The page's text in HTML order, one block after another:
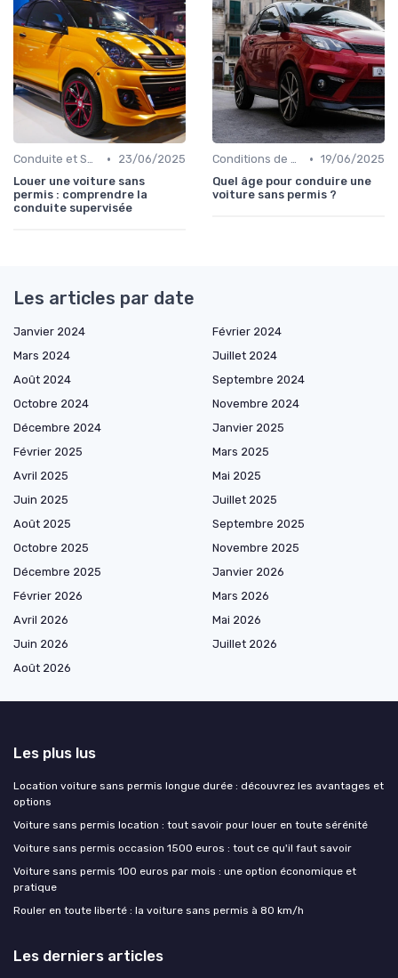
Conduite et Sécurité •
23/06/2025
Louer une voiture sans
permis : comprendre la
conduite supervisée
Conditions de Location • 19/06/2025
Quel âge pour conduire une
voiture sans permis ?
Les articles par date
Janvier 2024
Février 2024
Mars 2024
Juillet 2024
Août 2024
Septembre 2024
Octobre 2024
Novembre 2024
Décembre 2024
Janvier 2025
Février 2025
Mars 2025
Avril 2025
Mai 2025
Juin 2025
Juillet 2025
Août 2025
Septembre 2025
Octobre 2025
Novembre 2025
Décembre 2025
Janvier 2026
Février 2026
Mars 2026
Avril 2026
Mai 2026
Juin 2026
Juillet 2026
Août 2026
Les plus lus
Location voiture sans permis longue durée : découvrez les avantages et
options
Voiture sans permis location : tout savoir pour louer en toute sérénité
Voiture sans permis occasion 1500 euros : tout ce qu'il faut savoir
Voiture sans permis 100 euros par mois : une option économique et
pratique
Rouler en toute liberté : la voiture sans permis à 80 km/h
Les derniers articles